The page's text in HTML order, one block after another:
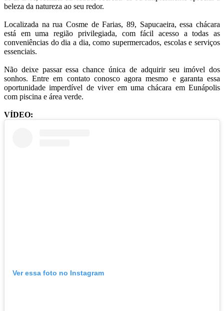
beleza da natureza ao seu redor.
Localizada na rua Cosme de Farias, 89, Sapucaeira, essa chácara
está em uma região privilegiada, com fácil acesso a todas as
conveniências do dia a dia, como supermercados, escolas e serviços
essenciais.
Não deixe passar essa chance única de adquirir seu imóvel dos
sonhos. Entre em contato conosco agora mesmo e garanta essa
oportunidade imperdível de viver em uma chácara em Eunápolis
com piscina e área verde.
VÍDEO:
Ver essa foto no Instagram